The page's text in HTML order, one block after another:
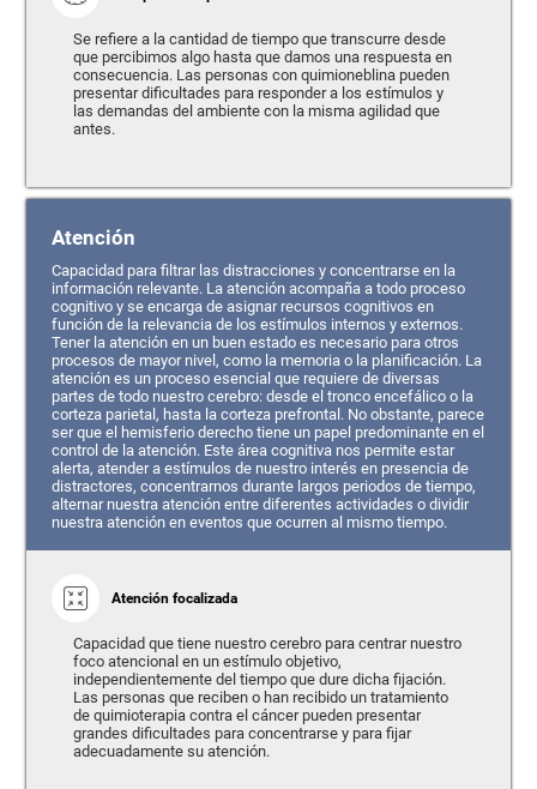
Se refiere a la cantidad de tiempo que transcurre desde
que percibimos algo hasta que damos una respuesta en
consecuencia. Las personas con quimioneblina pueden
presentar dificultades para responder a los estímulos y
las demandas del ambiente con la misma agilidad que
antes.
Atención
Capacidad para filtrar las distracciones y concentrarse en la
información relevante. La atención acompaña a todo proceso
cognitivo y se encarga de asignar recursos cognitivos en
función de la relevancia de los estímulos internos y externos.
Tener la atención en un buen estado es necesario para otros
procesos de mayor nivel, como la memoria o la planificación. La
atención es un proceso esencial que requiere de diversas
partes de todo nuestro cerebro: desde el tronco encefálico o la
corteza parietal, hasta la corteza prefrontal. No obstante, parece
ser que el hemisferio derecho tiene un papel predominante en el
control de la atención. Este área cognitiva nos permite estar
alerta, atender a estímulos de nuestro interés en presencia de
distractores, concentrarnos durante largos periodos de tiempo,
alternar nuestra atención entre diferentes actividades o dividir
nuestra atención en eventos que ocurren al mismo tiempo.
Atención focalizada
Capacidad que tiene nuestro cerebro para centrar nuestro
foco atencional en un estímulo objetivo,
independientemente del tiempo que dure dicha fijación.
Las personas que reciben o han recibido un tratamiento
de quimioterapia contra el cáncer pueden presentar
grandes dificultades para concentrarse y para fijar
adecuadamente su atención.